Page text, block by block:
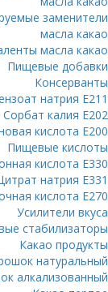
заменители
масла какао
масла какао
Пищевые добавки
Консерванты
натрия Е211
Сорбат калия Е202
кислота Е200
Пищевые кислоты
кислота Е330
натрия E331
кислота Е270
Усилители вкуса
стабилизаторы
Какао продукты
натуральный
алкализованный